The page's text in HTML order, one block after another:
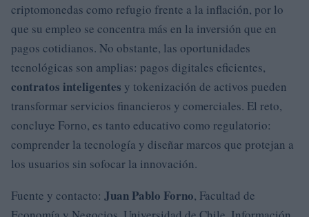
criptomonedas como refugio frente a la inflación, por lo
que su empleo se concentra más en la inversión que en
pagos cotidianos. No obstante, las oportunidades
tecnológicas son amplias: pagos digitales eficientes,
contratos inteligentes y tokenización de activos pueden
transformar servicios financieros y comerciales. El reto,
concluye Forno, es tanto educativo como regulatorio:
comprender la tecnología y diseñar marcos que protejan a
los usuarios sin sofocar la innovación.
Fuente y contacto: Juan Pablo Forno, Facultad de